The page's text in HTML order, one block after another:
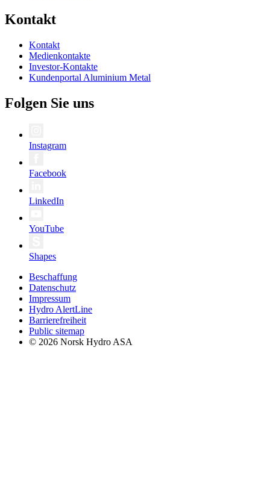
Kontakt
Kontakt
Medienkontakte
Investor-Kontakte
Kundenportal Aluminium Metal
Folgen Sie uns
Instagram
Facebook
LinkedIn
YouTube
Shapes
Beschaffung
Datenschutz
Impressum
Hydro AlertLine
Barrierefreiheit
Public sitemap
© 2026 Norsk Hydro ASA